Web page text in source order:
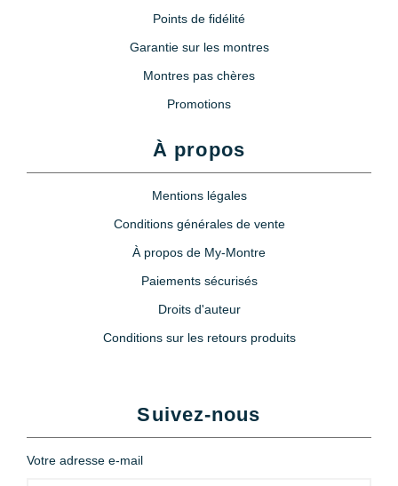
Points de fidélité
Garantie sur les montres
Montres pas chères
Promotions
À propos
Mentions légales
Conditions générales de vente
À propos de My-Montre
Paiements sécurisés
Droits d'auteur
Conditions sur les retours produits
Suivez-nous
Votre adresse e-mail